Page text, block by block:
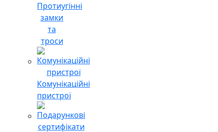
Протиугінні
замки
та
троси
Комунікаційні
пристрої